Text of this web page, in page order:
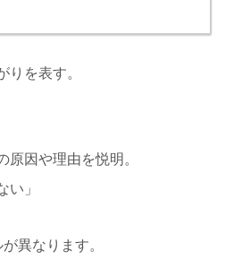
りを表す。
因や理由を悦明。
」
異なります。